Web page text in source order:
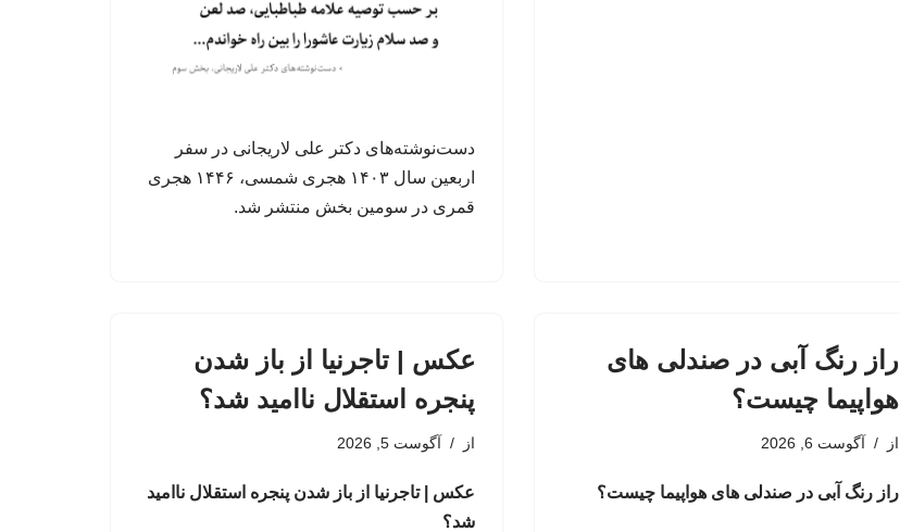
دست‌نوشته‌های دکتر علی لاریجانی در سفر
اربعین سال ۱۴۰۳ هجری شمسی، ۱۴۴۶ هجری
قمری در سومین بخش منتشر شد.
راز رنگ آبی در صندلی های
هواپیما چیست؟
از آگوست 6, 2026
راز رنگ آبی در صندلی های هواپیما چیست؟
عکس | تاجرنیا از باز شدن
پنجره استقلال ناامید شد؟
از آگوست 5, 2026
عکس | تاجرنیا از باز شدن پنجره استقلال ناامید
شد؟